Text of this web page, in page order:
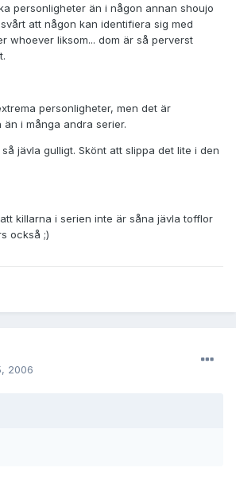
personligheter än i någon annan shoujo
att någon kan identifiera sig med
whoever liksom... dom är så perverst
personligheter, men det är
än i många andra serier.
jävla gulligt. Skönt att slippa det lite i den
killarna i serien inte är såna jävla tofflor
också ;)
2006